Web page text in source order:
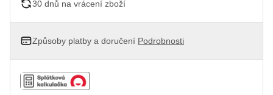
30 dnů na vrácení zboží
Způsoby platby a doručení Podrobnosti